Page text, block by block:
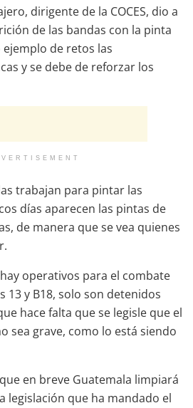
dirigente de la COCES, dio a
de las bandas con la pinta
de retos las
y se debe de reforzar los
trabajan para pintar las
días aparecen las pintas de
de manera que se vea quienes
operativos para el combate
13 y B18, solo son detenidos
hace falta que se legisle que el
sea grave, como lo está siendo
en breve Guatemala limpiará
legislación que ha mandado el